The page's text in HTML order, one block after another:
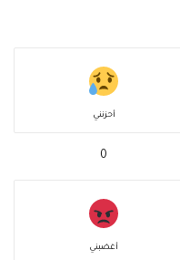
أحزنني
0
أغضبني